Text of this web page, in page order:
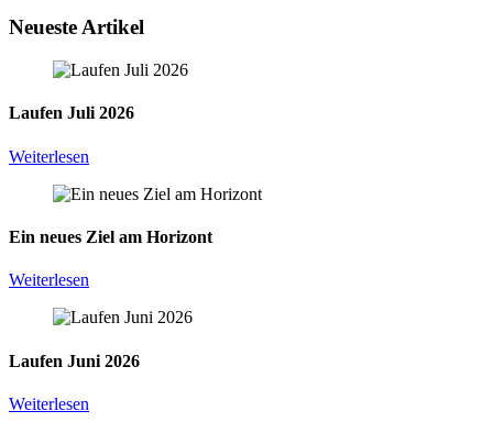
Neueste Artikel
Laufen Juli 2026
Weiterlesen
Ein neues Ziel am Horizont
Weiterlesen
Laufen Juni 2026
Weiterlesen